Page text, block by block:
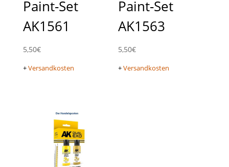
Paint-Set
AK1561
5,50€
+Versandkosten
Paint-Set
AK1563
5,50€
+Versandkosten